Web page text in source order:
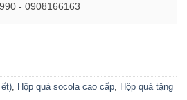
- 0908166163
Hộp quà socola cao cấp
Hộp quà tặng